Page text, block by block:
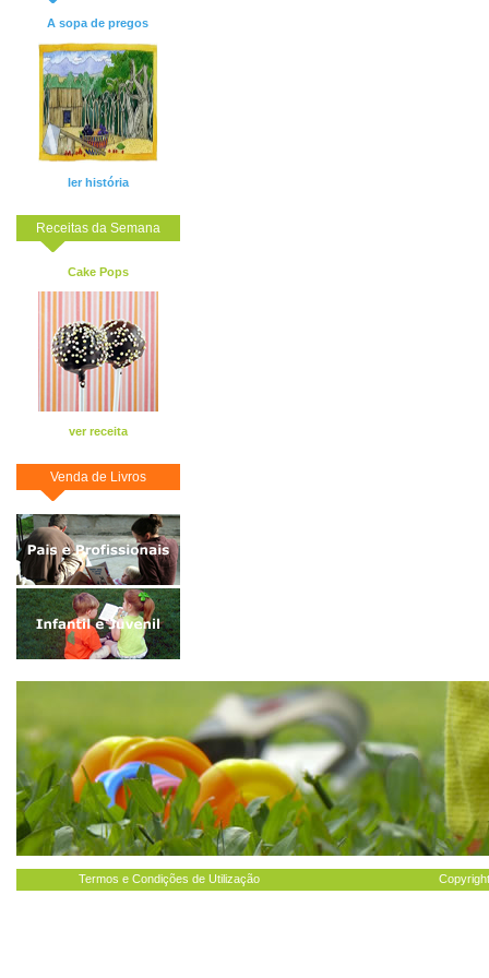
A sopa de pregos
ler história
Receitas da Semana
Cake Pops
ver receita
Venda de Livros
Termos e Condições de Utilização